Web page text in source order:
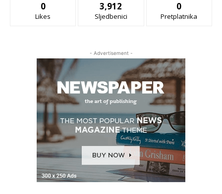
0
Likes
3,912
Sljedbenici
0
Pretplatnika
- Advertisement -